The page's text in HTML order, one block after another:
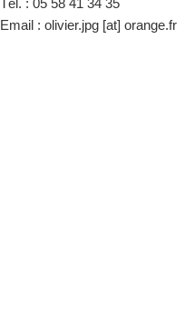
Tél. : 05 58 41 34 35
Email : olivier.jpg [at] orange.fr